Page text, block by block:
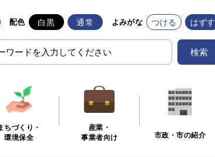
配色 白黒 通常 よみがな つける はずす
検索
ちづくり・
環境保全
産業・
事業者向け
市政・市の紹介